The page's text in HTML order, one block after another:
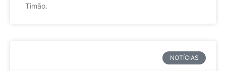
Timão.
NOTÍCIAS